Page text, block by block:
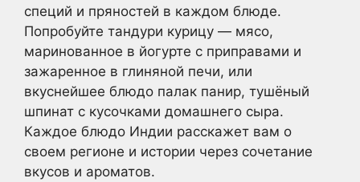
специй и пряностей в каждом блюде.
Попробуйте тандури курицу — мясо,
маринованное в йогурте с приправами и
зажаренное в глиняной печи, или
вкуснейшее блюдо палак панир, тушёный
шпинат с кусочками домашнего сыра.
Каждое блюдо Индии расскажет вам о
своем регионе и истории через сочетание
вкусов и ароматов.